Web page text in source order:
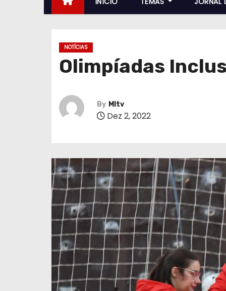
NOTÍCIAS
Olimpíadas
By MItv
Dez 2, 2022